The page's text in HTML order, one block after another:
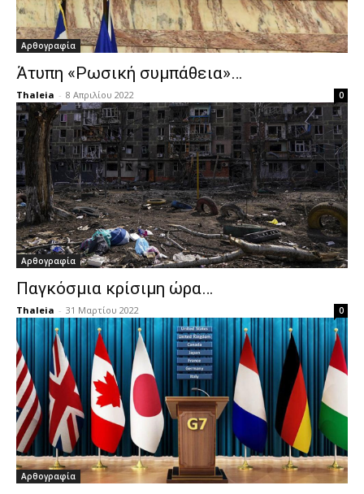
Αρθογραφία
Άτυπη «Ρωσική συμπάθεια»…
Thaleia - 8 Απριλίου 2022 0
Αρθογραφία
Παγκόσμια κρίσιμη ώρα…
Thaleia - 31 Μαρτίου 2022 0
Αρθογραφία